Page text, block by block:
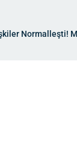
Normalleşti!